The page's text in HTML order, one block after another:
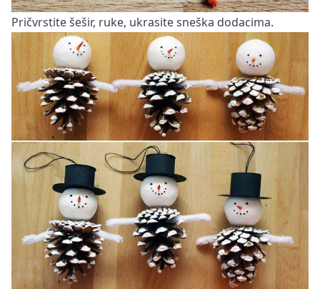
Pričvrstite šešir, ruke, ukrasite sneška dodacima.